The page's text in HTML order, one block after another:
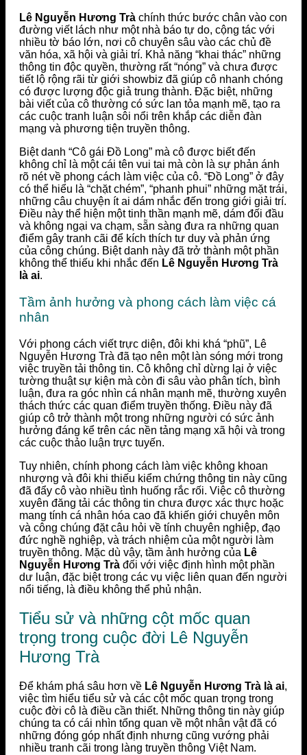
Lê Nguyễn Hương Trà chính thức bước chân vào con
đường viết lách như một nhà báo tự do, cộng tác với
nhiều tờ báo lớn, nơi cô chuyên sâu vào các chủ đề
văn hóa, xã hội và giải trí. Khả năng “khai thác” những
thông tin độc quyền, thường rất “nóng” và chưa được
tiết lộ rộng rãi từ giới showbiz đã giúp cô nhanh chóng
có được lượng độc giả trung thành. Đặc biệt, những
bài viết của cô thường có sức lan tỏa mạnh mẽ, tạo ra
các cuộc tranh luận sôi nổi trên khắp các diễn đàn
mạng và phương tiện truyền thông.
Biệt danh “Cô gái Đồ Long” mà cô được biết đến
không chỉ là một cái tên vui tai mà còn là sự phản ánh
rõ nét về phong cách làm việc của cô. “Đồ Long” ở đây
có thể hiểu là “chặt chém”, “phanh phui” những mặt trái,
những câu chuyện ít ai dám nhắc đến trong giới giải trí.
Điều này thể hiện một tinh thần mạnh mẽ, dám đối đầu
và không ngại va chạm, sẵn sàng đưa ra những quan
điểm gây tranh cãi để kích thích tư duy và phản ứng
của công chúng. Biệt danh này đã trở thành một phần
không thể thiếu khi nhắc đến Lê Nguyễn Hương Trà
là ai.
Tầm ảnh hưởng và phong cách làm việc cá
nhân
Với phong cách viết trực diện, đôi khi khá “phũ”, Lê
Nguyễn Hương Trà đã tạo nên một làn sóng mới trong
việc truyền tải thông tin. Cô không chỉ dừng lại ở việc
tường thuật sự kiện mà còn đi sâu vào phân tích, bình
luận, đưa ra góc nhìn cá nhân mạnh mẽ, thường xuyên
thách thức các quan điểm truyền thống. Điều này đã
giúp cô trở thành một trong những người có sức ảnh
hưởng đáng kể trên các nền tảng mạng xã hội và trong
các cuộc thảo luận trực tuyến.
Tuy nhiên, chính phong cách làm việc không khoan
nhượng và đôi khi thiếu kiểm chứng thông tin này cũng
đã đẩy cô vào nhiều tình huống rắc rối. Việc cô thường
xuyên đăng tải các thông tin chưa được xác thực hoặc
mang tính cá nhân hóa cao đã khiến giới chuyên môn
và công chúng đặt câu hỏi về tính chuyên nghiệp, đạo
đức nghề nghiệp, và trách nhiệm của một người làm
truyền thông. Mặc dù vậy, tầm ảnh hưởng của Lê
Nguyễn Hương Trà đối với việc định hình một phần
dư luận, đặc biệt trong các vụ việc liên quan đến người
nổi tiếng, là điều không thể phủ nhận.
Tiểu sử và những cột mốc quan
trọng trong cuộc đời Lê Nguyễn
Hương Trà
Để khám phá sâu hơn về Lê Nguyễn Hương Trà là ai,
việc tìm hiểu tiểu sử và các cột mốc quan trọng trong
cuộc đời cô là điều cần thiết. Những thông tin này giúp
chúng ta có cái nhìn tổng quan về một nhân vật đã có
những đóng góp nhất định nhưng cũng vướng phải
nhiều tranh cãi trong làng truyền thông Việt Nam.